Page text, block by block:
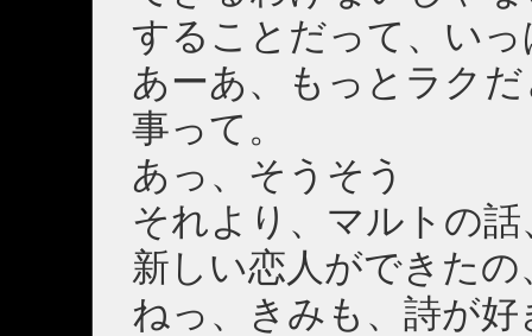
することだって、い
あーあ、もっとラク
事って。
あっ、そうそう
それより、マルトの
新しい恋人ができた
ねっ、きみも、詩が好